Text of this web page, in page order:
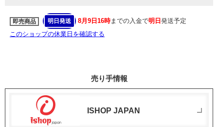
即売商品 明日発送 8月9日16時までの入金で明日 発送予定
このショップの休業日を確認する
売り手情報
ISHOP JAPAN